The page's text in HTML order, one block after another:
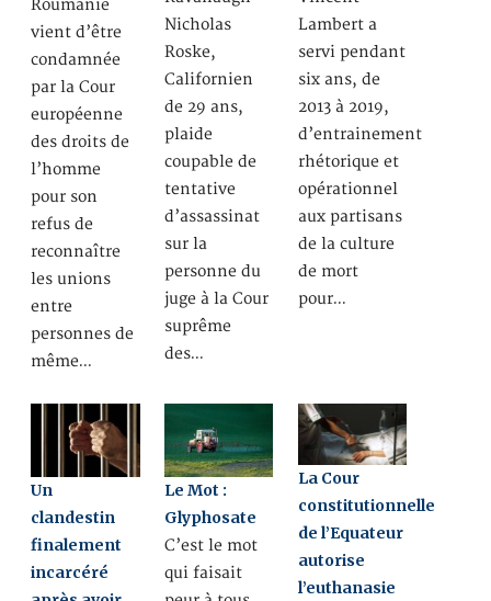
Roumanie
vient d’être
condamnée
par la Cour
européenne
des droits de
l’homme
pour son
refus de
reconnaître
les unions
entre
personnes de
même…
Nicholas
Roske,
Californien
de 29 ans,
plaide
coupable de
tentative
d’assassinat
sur la
personne du
juge à la Cour
suprême
des…
Lambert a
servi pendant
six ans, de
2013 à 2019,
d’entrainement
rhétorique et
opérationnel
aux partisans
de la culture
de mort
pour…
Un
clandestin
finalement
incarcéré
Le Mot :
Glyphosate
C’est le mot
qui faisait
La Cour
constitutionnelle
de l’Equateur
autorise
l’euthanasie